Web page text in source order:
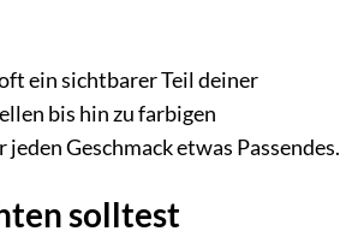
ein sichtbarer Teil deiner
bis hin zu farbigen
Geschmack etwas Passendes.
solltest